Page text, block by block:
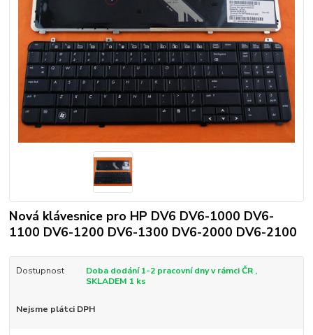
Nová klávesnice pro HP DV6 DV6-1000 DV6-
1100 DV6-1200 DV6-1300 DV6-2000 DV6-2100
Dostupnost
Doba dodání 1-2 pracovní dny v rámci ČR ,
SKLADEM 1 ks
Nejsme plátci DPH